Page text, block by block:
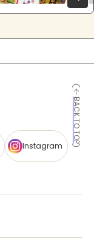
BACK TO TOP
Instagram